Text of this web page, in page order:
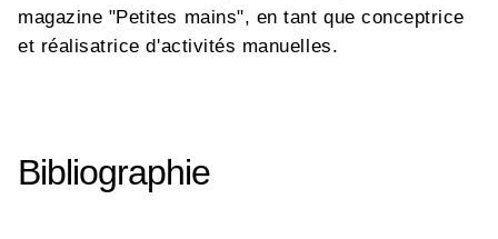
magazine "Petites mains", en tant que conceptrice
et réalisatrice d'activités manuelles.
Bibliographie